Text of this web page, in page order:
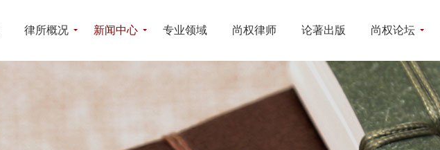
律所概况 新闻中心 专业领域 尚权律师 论著出版 尚权论坛